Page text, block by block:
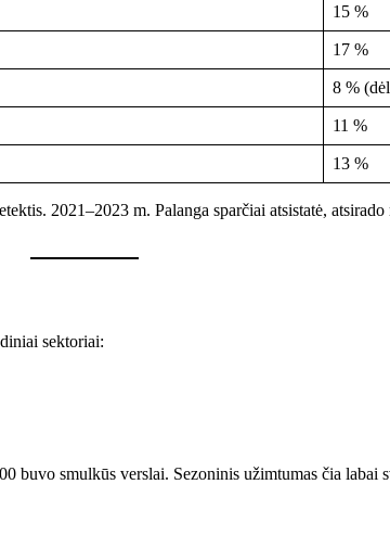
15 %
17 %
8 %
11 %
13 %
2021–2023 m. Palanga sparčiai atsistatė,
sektoriai:
buvo smulkūs verslai. Sezoninis užimtumas čia labai